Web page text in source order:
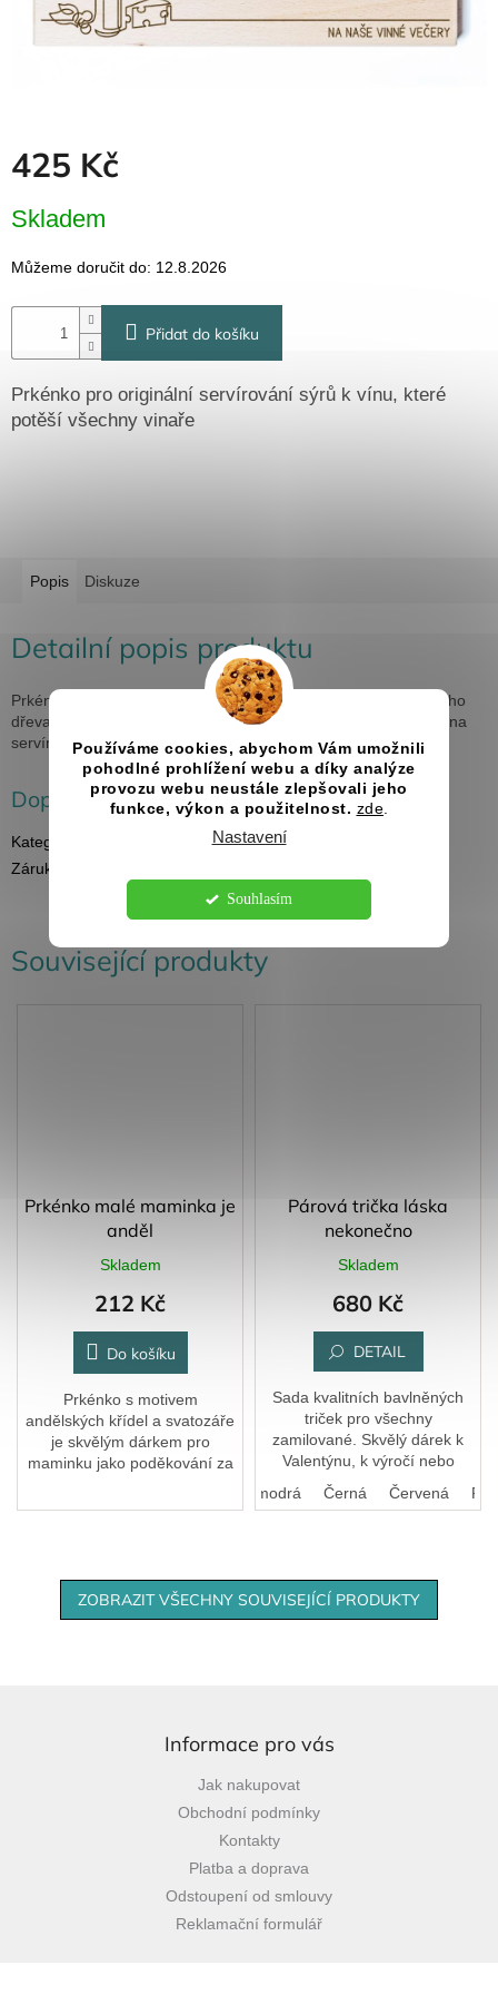
Používáme cookies, abychom Vám umožnili
pohodlné prohlížení webu a díky analýze
provozu webu neustále zlepšovali jeho
funkce, výkon a použitelnost. zde.
Nastavení
Souhlasím
dárkové
krabičky
firmy
Valentýn
425 Kč
cena:
Skladem
Můžeme doručit do: 12.8.2026
Přidat do košíku
Prkénko pro originální servírování sýrů k vínu, které
potěší všechny vinaře
Související produkty
Prkénko malé maminka je
anděl
Skladem
212 Kč
Do košíku
Prkénko s motivem
andělských křídel a svatozáře
je skvělým dárkem pro
maminku jako poděkování za
Párová trička láska
nekonečno
Skladem
680 Kč
DETAIL
Sada kvalitních bavlněných
triček pro všechny
zamilované. Skvělý dárek k
Valentýnu, k výročí nebo
prostě jen tak.
Královská modrá Černá Červená
ZOBRAZIT VŠECHNY SOUVISEJÍCÍ PRODUKTY
Popis Diskuze
Detailní popis produktu
Prkénko má rozměr 200x350x22 mm a je zhotovené z bukového
dřeva s certifikátem FSC, je vhodné nejen na krájení, ale také na
servírování potravin.
Doplňkové parametry
Kategorie
Dřevěné kuchyňské náčiní
Záruka
Informace pro vás
Jak nakupovat
Obchodní podmínky
Kontakty
Platba a doprava
Odstoupení od smlouvy
Reklamační formulář